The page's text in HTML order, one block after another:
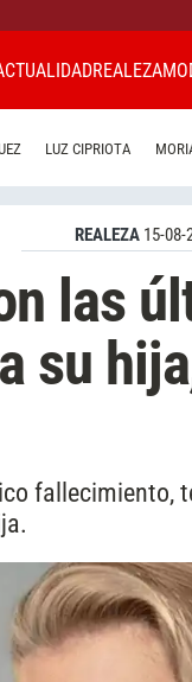
REALEZA
LUZ CIPRIOTA
REALEZA 15-08-
las
su
fallecimiento,